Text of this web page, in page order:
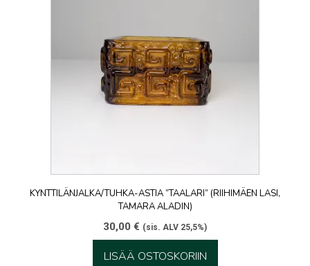
KYNTTILÄNJALKA/TUHKA-ASTIA ”TAALARI” (RIIHIMÄEN LASI,
TAMARA ALADIN)
30,00 € (sis. ALV 25,5%)
LISÄÄ OSTOSKORIIN